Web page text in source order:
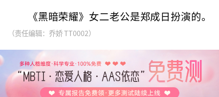
《黑暗荣耀》女二老公是郑成日扮演的。
（责任编辑：乔娇 TT0002）